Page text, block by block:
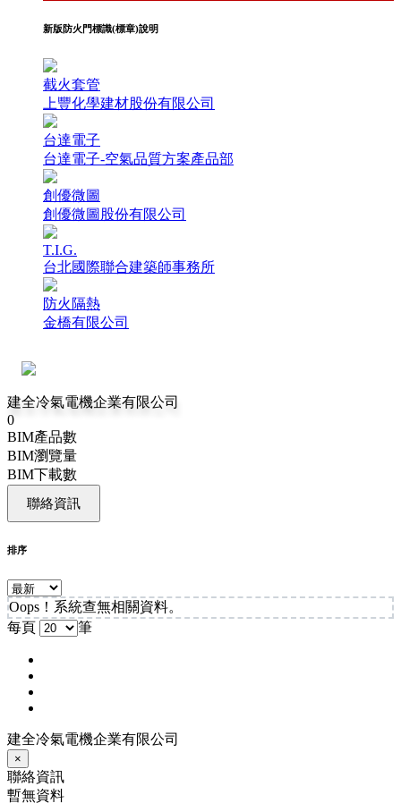
新版防火門標識(標章)說明
截火套管
上豐化學建材股份有限公司
台達電子
台達電子-空氣品質方案產品部
創優微圖
創優微圖股份有限公司
T.I.G.
台北國際聯合建築師事務所
防火隔熱
金橋有限公司
建全冷氣電機企業有限公司
0
BIM產品數
BIM瀏覽量
BIM下載數
聯絡資訊
排序
Oops！系統查無相關資料。
每頁
筆
建全冷氣電機企業有限公司
×
聯絡資訊
暫無資料